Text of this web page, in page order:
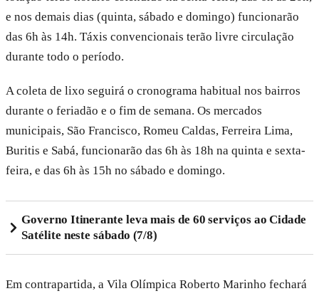
e nos demais dias (quinta, sábado e domingo) funcionarão
das 6h às 14h. Táxis convencionais terão livre circulação
durante todo o período.
A coleta de lixo seguirá o cronograma habitual nos bairros
durante o feriadão e o fim de semana. Os mercados
municipais, São Francisco, Romeu Caldas, Ferreira Lima,
Buritis e Sabá, funcionarão das 6h às 18h na quinta e sexta-
feira, e das 6h às 15h no sábado e domingo.
Governo Itinerante leva mais de 60 serviços ao Cidade
Satélite neste sábado (7/8)
Em contrapartida, a Vila Olímpica Roberto Marinho fechará